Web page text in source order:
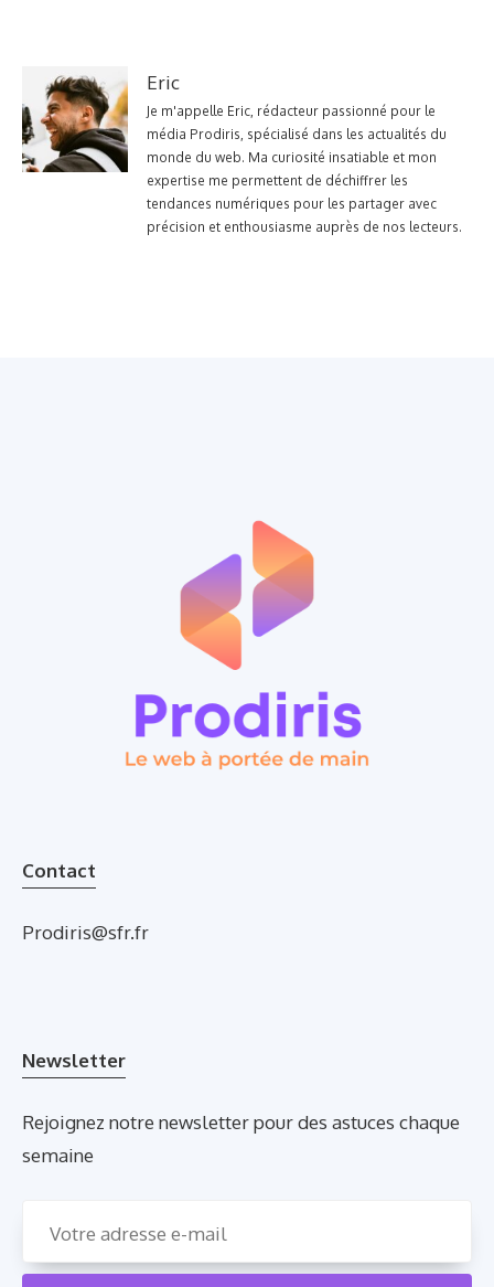
Eric
Je m'appelle Eric, rédacteur passionné pour le
média Prodiris, spécialisé dans les actualités du
monde du web. Ma curiosité insatiable et mon
expertise me permettent de déchiffrer les
tendances numériques pour les partager avec
précision et enthousiasme auprès de nos lecteurs.
Contact
Prodiris@sfr.fr
Newsletter
Rejoignez notre newsletter pour des astuces chaque
semaine